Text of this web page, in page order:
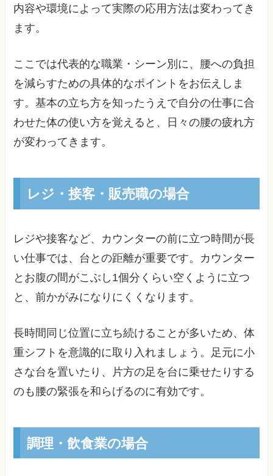
内容や環境によって実際の応用方法は変わってき
ます。
ここでは代表的な職業・シーン別に、腰への負担
を減らすための具体的なポイントをお伝えしま
す。基本の立ち方を知ったうえで自分の仕事に合
わせた体の使い方を覚えると、日々の腰の疲れ方
が変わってきます。
レジ・接客・販売職の場合
レジや接客など、カウンターの前に立つ時間が長
い仕事では、台との距離が重要です。カウンター
とお腹の間がこぶし1個分くらい空くように立つ
と、前かがみになりにくくなります。
長時間同じ位置に立ち続けることが多いため、体
重シフトを意識的に取り入れましょう。足元に小
さな台を置いたり、片方の足を台に乗せたりする
のも腰の緊張を和らげるのに有効です。
調理・飲食業の場合